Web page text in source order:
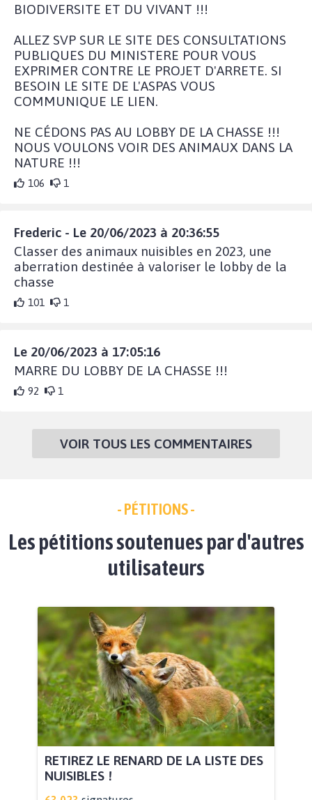
BIODIVERSITE ET DU VIVANT !!!
ALLEZ SVP SUR LE SITE DES CONSULTATIONS
PUBLIQUES DU MINISTERE POUR VOUS
EXPRIMER CONTRE LE PROJET D'ARRETE. SI
BESOIN LE SITE DE L'ASPAS VOUS
COMMUNIQUE LE LIEN.
NE CÉDONS PAS AU LOBBY DE LA CHASSE !!!
NOUS VOULONS VOIR DES ANIMAUX DANS LA
NATURE !!!
106 1
Frederic - Le 20/06/2023 à 20:36:55
Classer des animaux nuisibles en 2023, une
aberration destinée à valoriser le lobby de la
chasse
101 1
Le 20/06/2023 à 17:05:16
MARRE DU LOBBY DE LA CHASSE !!!
92 1
VOIR TOUS LES COMMENTAIRES
- PÉTITIONS -
Les pétitions soutenues par d'autres
utilisateurs
RETIREZ LE RENARD DE LA LISTE DES
NUISIBLES !